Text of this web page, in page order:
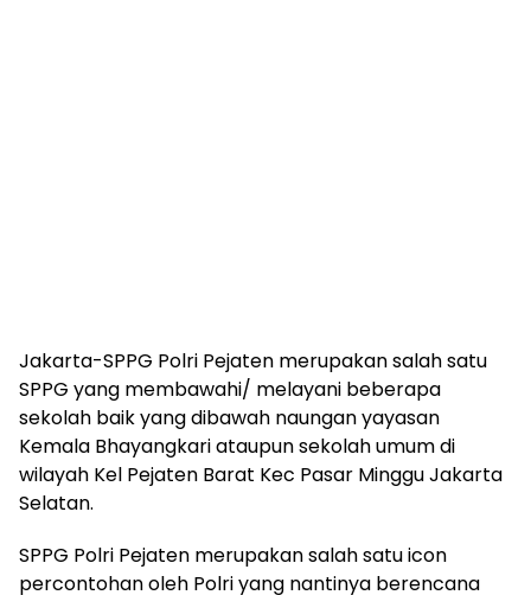
Jakarta-SPPG Polri Pejaten merupakan salah satu
SPPG yang membawahi/ melayani beberapa
sekolah baik yang dibawah naungan yayasan
Kemala Bhayangkari ataupun sekolah umum di
wilayah Kel Pejaten Barat Kec Pasar Minggu Jakarta
Selatan.
SPPG Polri Pejaten merupakan salah satu icon
percontohan oleh Polri yang nantinya berencana